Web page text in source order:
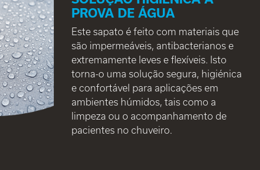
PROVA DE ÁGUA
Este sapato é feito com materiais que
são impermeáveis, antibacterianos e
extremamente leves e flexíveis. Isto
torna-o uma solução segura, higiénica
e confortável para aplicações em
ambientes húmidos, tais como a
limpeza ou o acompanhamento de
pacientes no chuveiro.